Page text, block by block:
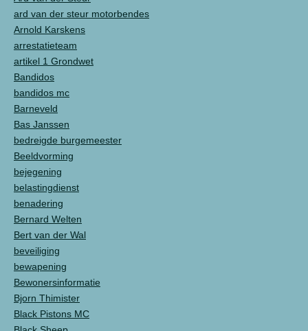
ard van der steur motorbendes
Arnold Karskens
arrestatieteam
artikel 1 Grondwet
Bandidos
bandidos mc
Barneveld
Bas Janssen
bedreigde burgemeester
Beeldvorming
bejegening
belastingdienst
benadering
Bernard Welten
Bert van der Wal
beveiliging
bewapening
Bewonersinformatie
Bjorn Thimister
Black Pistons MC